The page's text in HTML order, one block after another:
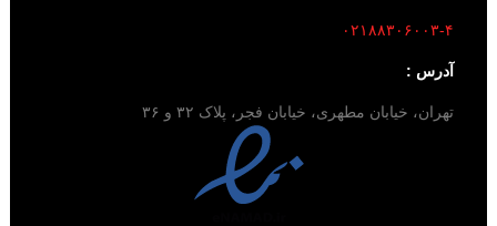
۰۲۱۸۸۳۰۶۰۰۳-۴
آدرس :
تهران، خیابان مطهری، خیابان فجر، پلاک ۳۲ و ۳۶